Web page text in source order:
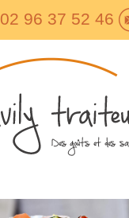
02 96 37 52 46
Les